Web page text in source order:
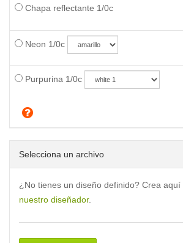
Chapa reflectante 1/0c
Neon 1/0c
Purpurina 1/0c
Selecciona un archivo
¿No tienes un diseño definido? Crea aquí
nuestro diseñador.